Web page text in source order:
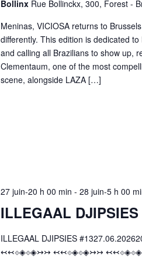
Bollinx Rue Bollinckx, 300, Forest -
Meninas, VICIOSA returns to
differently. This edition is dedicated
and calling all Brazilians to show up,
Clementaum, one of the most
scene, alongside LAZA […]
ILLEGAAL DJIPSIES
27 juin-20 h 00 min -28 juin-5 h 00
ILLEGAAL DJIPSIES
↢↢⟐◈⟐◈↣↣ ↢↢⟐◈⟐◈↣↣